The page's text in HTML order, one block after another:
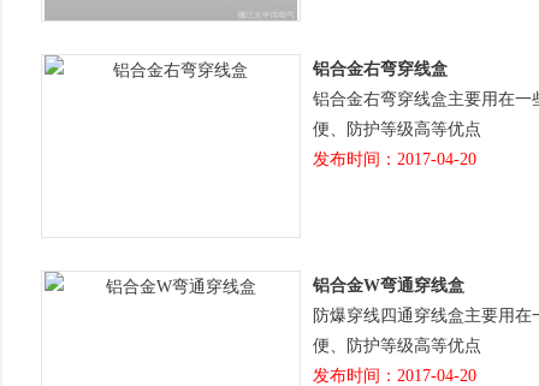
铝合金右弯穿线盒
铝合金右弯穿线盒主要用在一
便、防护等级高等优点
发布时间：2017-04-20
铝合金W弯通穿线盒
防爆穿线四通穿线盒主要用在
便、防护等级高等优点
发布时间：2017-04-20